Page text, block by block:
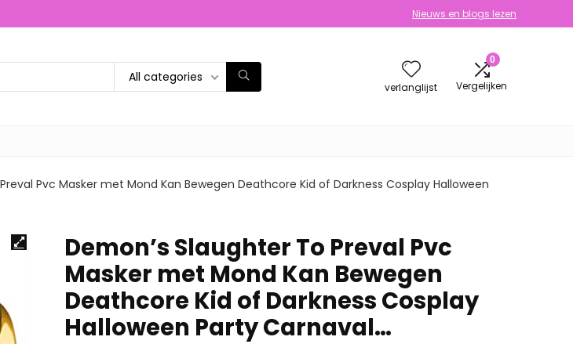
Nieuws en blogs lezen
All categories
verlanglijst
0
Vergelijken
Pvc Masker met Mond Kan Bewegen Deathcore Kid of Darkness Cosplay Halloween
Demon’s Slaughter To Preval Pvc
Masker met Mond Kan Bewegen
Deathcore Kid of Darkness Cosplay
Halloween Party Carnaval…